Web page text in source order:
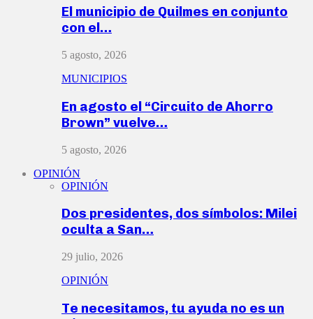
El municipio de Quilmes en conjunto
con el…
5 agosto, 2026
MUNICIPIOS
En agosto el “Circuito de Ahorro
Brown” vuelve…
5 agosto, 2026
OPINIÓN
OPINIÓN
Dos presidentes, dos símbolos: Milei
oculta a San…
29 julio, 2026
OPINIÓN
Te necesitamos, tu ayuda no es un